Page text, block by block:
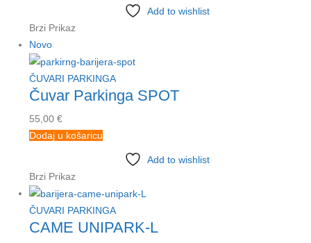
Add to wishlist
Brzi Prikaz
Novo
ČUVARI PARKINGA
Čuvar Parkinga SPOT
55,00 €
Dodaj u košaricu
Add to wishlist
Brzi Prikaz
ČUVARI PARKINGA
CAME UNIPARK-L